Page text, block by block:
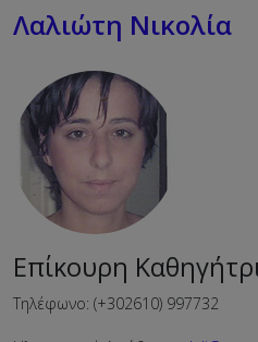
Λαλιώτη Νικολία
Επίκουρη
Τηλέφωνο: (+302610) 997732